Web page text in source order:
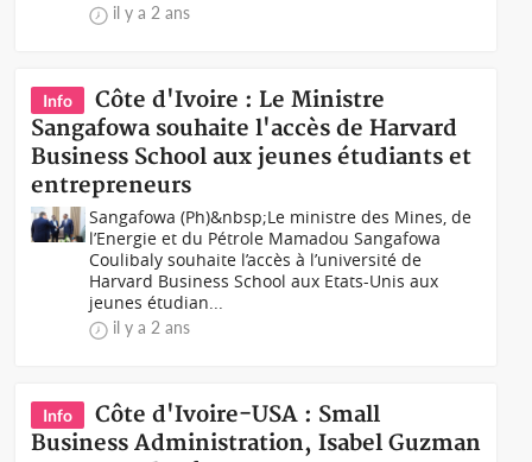
il y a 2 ans
Info
Côte d'Ivoire : Le Ministre
Sangafowa souhaite l'accès de Harvard
Business School aux jeunes étudiants et
entrepreneurs
Sangafowa (Ph)&nbsp;Le ministre des Mines, de
l’Energie et du Pétrole Mamadou Sangafowa
Coulibaly souhaite l’accès à l’université de
Harvard Business School aux Etats-Unis aux
jeunes étudian...
il y a 2 ans
Info
Côte d'Ivoire-USA : Small
Business Administration, Isabel Guzman